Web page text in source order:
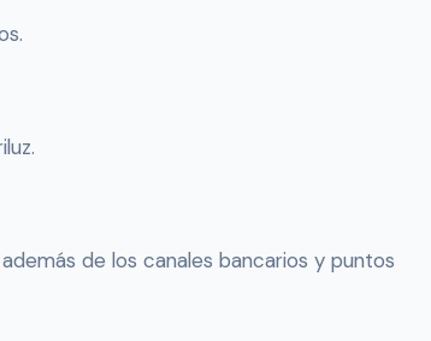
de los canales bancarios y puntos